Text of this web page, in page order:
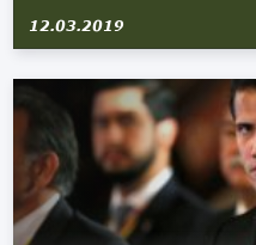
12.03.2019